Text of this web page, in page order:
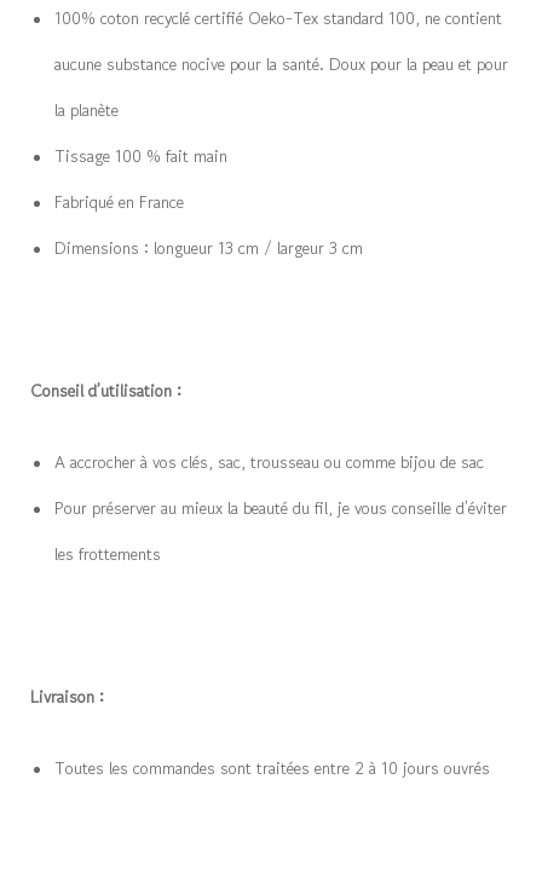
100% coton recyclé certifié Oeko-Tex standard 100, ne contient
aucune substance nocive pour la santé. Doux pour la peau et pour
la planète
Tissage 100 % fait main
Fabriqué en France
Dimensions : longueur 13 cm / largeur 3 cm
Conseil d’utilisation :
A accrocher à vos clés, sac, trousseau ou comme bijou de sac
Pour préserver au mieux la beauté du fil, je vous conseille d’éviter
les frottements
Livraison :
Toutes les commandes sont traitées entre 2 à 10 jours ouvrés